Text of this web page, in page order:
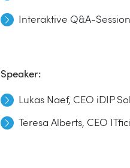
Interaktive Q&A-Session
Speaker:
Lukas Naef, CEO iDIP
Teresa Alberts, CEO